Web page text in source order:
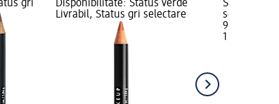
gri
Disponibilitate: Status verde
Livrabil, Status gri selectare
Status
selectare
9,50 lei
1 buc (9,50